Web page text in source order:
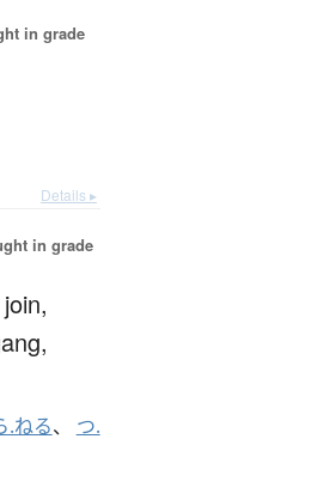
in grade
Details ▸
in grade
join,
.ねる、 つ.